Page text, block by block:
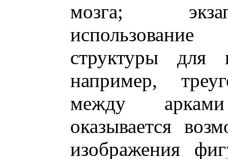
мозга;
структуры
например,
между
оказывается
изображения